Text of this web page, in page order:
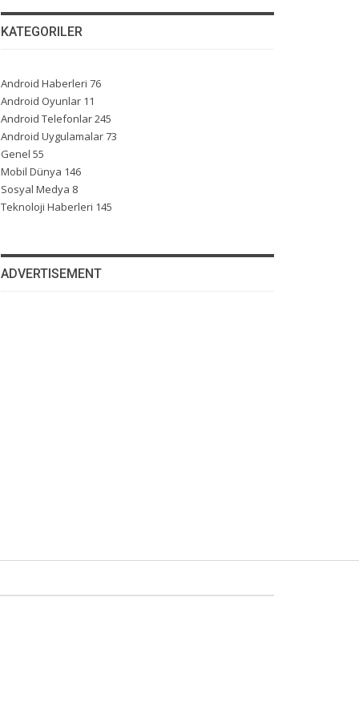
KATEGORILER
Android Haberleri 76
Android Oyunlar 11
Android Telefonlar245
Android Uygulamalar73
Genel 55
Mobil Dünya 146
Sosyal Medya 8
Teknoloji Haberleri 145
ADVERTISEMENT